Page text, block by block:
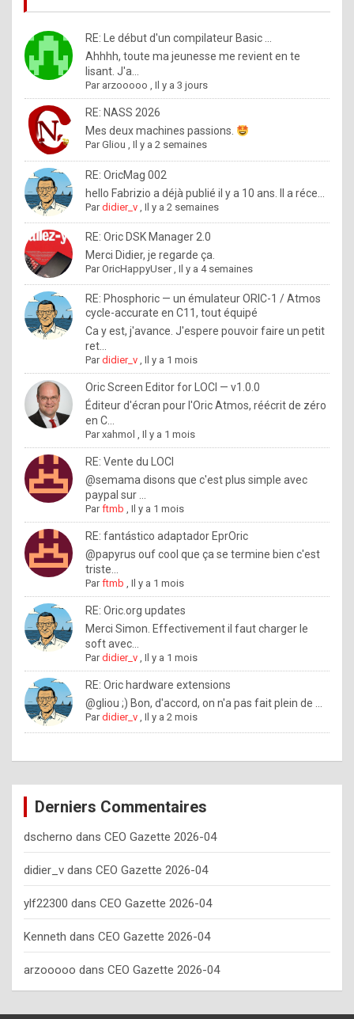
%
m
a
d
b
y
o
l
e
x
.
I
f
y
o
u
w
a
n
t
o
n
o
w
h
o
w
o
e
y
o
u
s
h
o
RE: Le début d'un compilateur Basic ...
Ahhhh, toute ma jeunesse me revient en te
lisant. J'a...
Par arzooooo ,Il y a 3 jours
RE: NASS 2026
Mes deux machines passions.
ParGliou ,Il y a 2 semaines
RE: OricMag 002
hello Fabrizio a déjà publié il y a 10 ans. Il a réce...
Pardidier_v ,Il y a 2 semaines
RE: Oric DSK Manager 2.0
Merci Didier, je regarde ça.
ParOricHappyUser,Il y a 4 semaines
RE: Phosphoric — un émulateur ORIC-1 / Atmos
cycle-accurate en C11, tout équipé
Ca y est, j'avance. J'espere pouvoir faire un petit
ret...
Pardidier_v ,Il y a 1 mois
Oric Screen Editor for LOCI — v1.0.0
Éditeur d'écran pour l'Oric Atmos, réécrit de zéro
en C...
Parxahmol ,Il y a 1 mois
RE: Vente du LOCI
@semama disons que c'est plus simple avec
paypal sur ...
Parftmb ,Il y a 1 mois
RE: fantástico adaptador EprOric
@papyrus ouf cool que ça se termine bien c'est
triste...
Parftmb ,Il y a 1 mois
RE: Oric.org updates
Merci Simon. Effectivement il faut charger le
soft avec...
Pardidier_v ,Il y a 1 mois
RE: Oric hardware extensions
@gliou ;) Bon, d'accord, on n'a pas fait plein de ...
Pardidier_v ,Il y a 2 mois
Derniers Commentaires
dscherno dans CEO Gazette 2026-04
didier_v dans CEO Gazette 2026-04
ylf22300 dans CEO Gazette 2026-04
Kenneth dans CEO Gazette 2026-04
arzooooo dans CEO Gazette 2026-04